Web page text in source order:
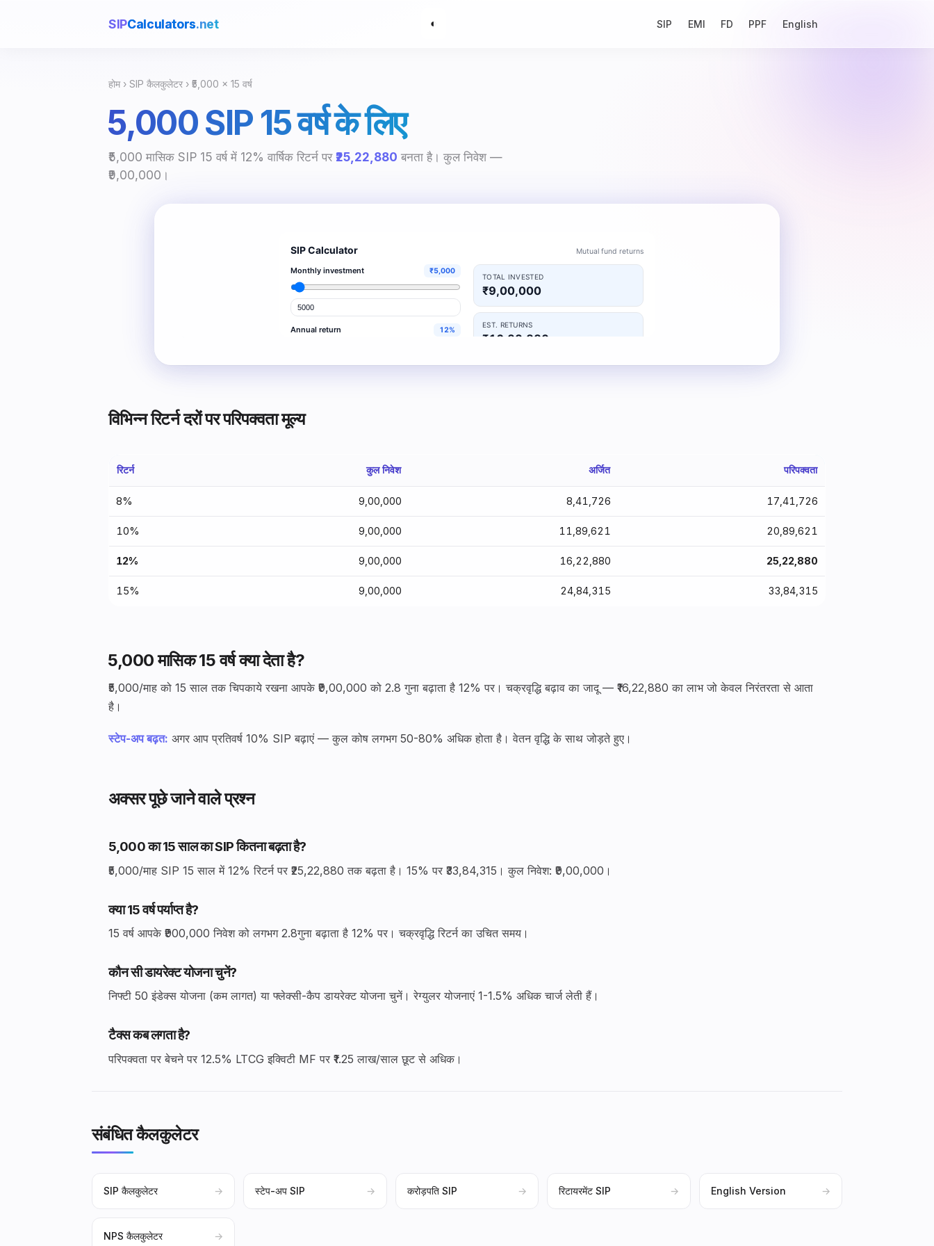
SIPCalculators.net ◐ SIP EMI FD PPF English
होम › SIP कैलकुलेटर › ₹5,000 × 15 वर्ष
₹5,000 SIP 15 वर्ष के लिए
₹5,000 मासिक SIP 15 वर्ष में 12% वार्षिक रिटर्न पर₹25,22,880 बनता है। कुल निवेश —
₹9,00,000।
विभिन्न रिटर्न दरों पर परिपक्वता मूल्य
रिटर्न कुल निवेश अर्जित परिपक्वता
8% ₹9,00,000 ₹8,41,726 ₹17,41,726
10% ₹9,00,000 ₹11,89,621 ₹20,89,621
12% ₹9,00,000 ₹16,22,880 ₹25,22,880
15% ₹9,00,000 ₹24,84,315 ₹33,84,315
₹5,000 मासिक 15 वर्ष क्या देता है?
₹5,000/माह को 15 साल तक चिपकाये रखना आपके ₹9,00,000 को 2.8 गुना बढ़ाता है 12% पर। चक्रवृद्धि बढ़ाव का जादू — ₹16,22,880 का लाभ जो केवल निरंतरता से आता
है।
स्टेप-अप बढ़त: अगर आप प्रतिवर्ष 10% SIP बढ़ाएं — कुल कोष लगभग 50-80% अधिक होता है। वेतन वृद्धि के साथ जोड़ते हुए।
अक्सर पूछे जाने वाले प्रश्न
₹5,000 का 15 साल का SIP कितना बढ़ता है?
₹5,000/माह SIP 15 साल में 12% रिटर्न पर ₹25,22,880 तक बढ़ता है। 15% पर ₹33,84,315। कुल निवेश: ₹9,00,000।
क्या 15 वर्ष पर्याप्त है?
15 वर्ष आपके ₹900,000 निवेश को लगभग 2.8गुना बढ़ाता है 12% पर। चक्रवृद्धि रिटर्न का उचित समय।
कौन सी डायरेक्ट योजना चुनें?
निफ्टी 50 इंडेक्स योजना (कम लागत) या फ्लेक्सी-कैप डायरेक्ट योजना चुनें। रेग्युलर योजनाएं 1-1.5% अधिक चार्ज लेती हैं।
टैक्स कब लगता है?
परिपक्वता पर बेचने पर 12.5% LTCG इक्विटी MF पर ₹1.25 लाख/साल छूट से अधिक।
संबंधित कैलकुलेटर
SIP कैलकुलेटर → स्टेप-अप SIP → करोड़पति SIP → रिटायरमेंट SIP → English Version →
NPS कैलकुलेटर →